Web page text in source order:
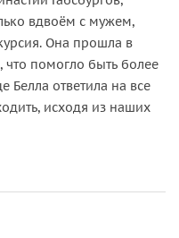
вдвоём с мужем,
Она прошла в
помогло быть более
Белла ответила на все
исходя из наших